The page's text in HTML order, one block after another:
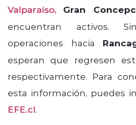
Valparaíso, Gran
encuentran activos.
operaciones hacia
esperan que regresen
respectivamente. Para
esta información, puedes
EFE.cl.